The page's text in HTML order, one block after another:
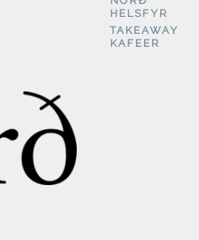
HELSFYR
TAKEAWAY
KAFEER